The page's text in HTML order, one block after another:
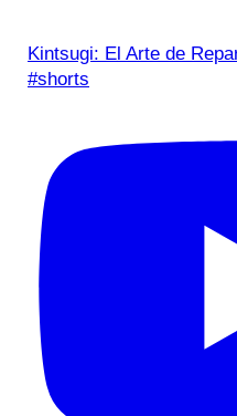
Kintsugi: El Arte de
#shorts